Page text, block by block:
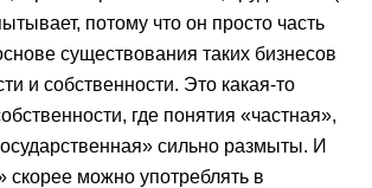
потому что он просто часть
существования таких бизнесов
и собственности. Это какая-то
где понятия «частная»,
сильно размыты. И
скорее можно употреблять в